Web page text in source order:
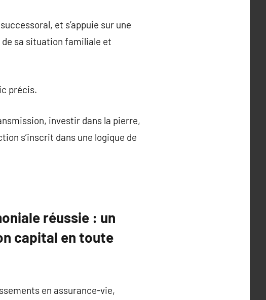
et s’appuie sur une
de sa situation familiale et
précis.
investir dans la pierre,
s’inscrit dans une logique de
réussie : un
capital en toute
en assurance-vie,